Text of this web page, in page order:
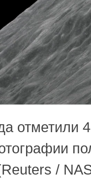
отметили
/